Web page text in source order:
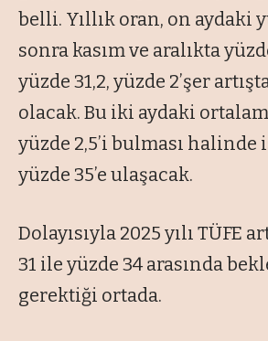
belli. Yıllık oran, on aydaki
sonra kasım ve aralıkta
yüzde 31,2, yüzde 2’şer
olacak. Bu iki aydaki
yüzde 2,5’i bulması halinde
yüzde 35’e ulaşacak.
Dolayısıyla 2025 yılı TÜFE
31 ile yüzde 34 arasında
gerektiği ortada.